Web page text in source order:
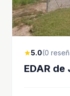
star5.0(0
EDAR